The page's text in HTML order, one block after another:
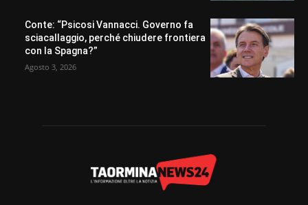
Conte: “Psicosi Vannacci. Governo fa
sciacallaggio, perché chiudere frontiera
con la Spagna?”
Agosto 3, 2026